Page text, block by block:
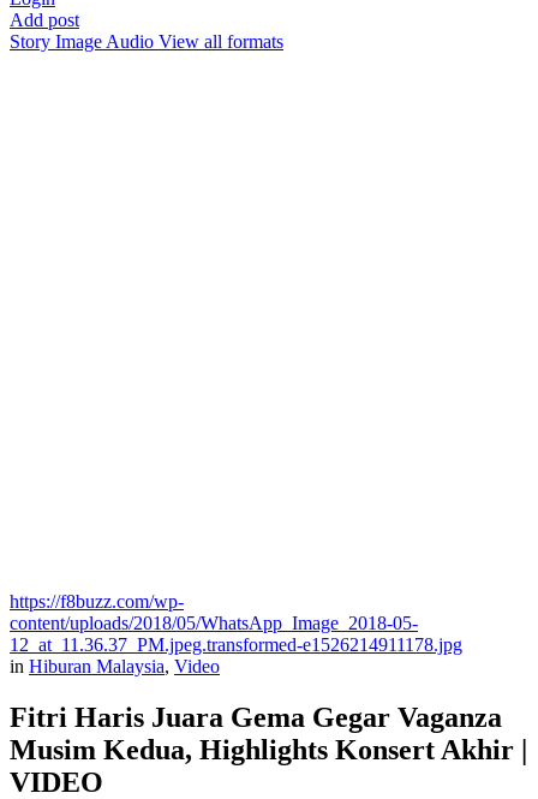
Add post
Story Image Audio View all formats
https://f8buzz.com/wp-
content/uploads/2018/05/WhatsApp_Image_2018-05-
12_at_11.36.37_PM.jpeg.transformed-e1526214911178.jpg
in Hiburan Malaysia, Video
Fitri Haris Juara Gema Gegar Vaganza
Musim Kedua, Highlights Konsert Akhir |
VIDEO